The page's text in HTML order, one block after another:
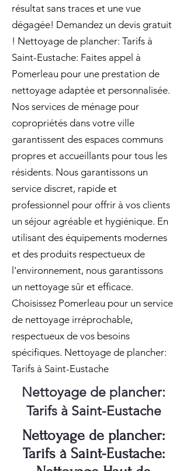
résultat sans traces et une vue
dégagée! Demandez un devis gratuit
! Nettoyage de plancher: Tarifs à
Saint-Eustache: Faites appel à
Pomerleau pour une prestation de
nettoyage adaptée et personnalisée.
Nos services de ménage pour
copropriétés dans votre ville
garantissent des espaces communs
propres et accueillants pour tous les
résidents. Nous garantissons un
service discret, rapide et
professionnel pour offrir à vos clients
un séjour agréable et hygiénique. En
utilisant des équipements modernes
et des produits respectueux de
l'environnement, nous garantissons
un nettoyage sûr et efficace.
Choisissez Pomerleau pour un service
de nettoyage irréprochable,
respectueux de vos besoins
spécifiques. Nettoyage de plancher:
Tarifs à Saint-Eustache
Nettoyage de plancher:
Tarifs à Saint-Eustache
Nettoyage de plancher:
Tarifs à Saint-Eustache: